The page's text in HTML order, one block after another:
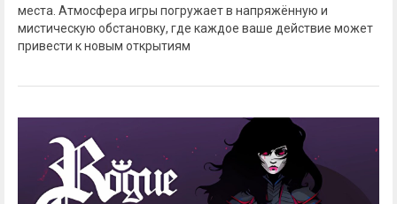
места. Атмосфера игры погружает в напряжённую и
мистическую обстановку, где каждое ваше действие может
привести к новым открытиям